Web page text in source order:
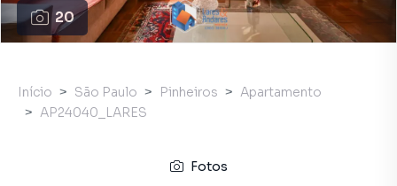
20
Início São Paulo Pinheiros
Apartamento
AP24040_LARES
Fotos